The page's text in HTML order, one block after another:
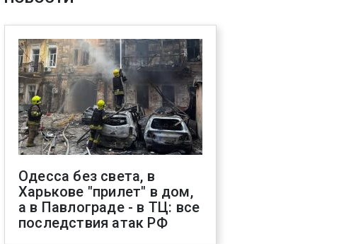
Одесса без света, в
Харькове "прилет" в дом,
а в Павлограде - в ТЦ: все
последствия атак РФ